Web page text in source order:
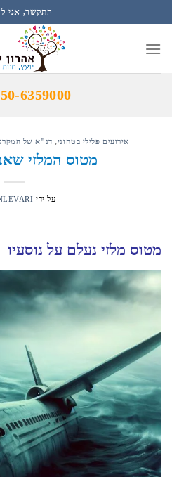
to
content
התקשר, אני
6359000
אירועים פלילי בטחוני, דנ"א של
מטוס המלזי
על ידי
מטוס מלזי נעלם על נוסעיו